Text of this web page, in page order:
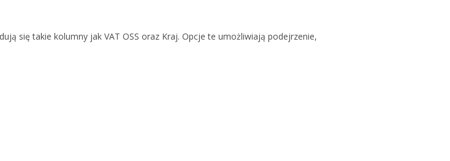
się takie kolumny jak VAT OSS oraz Kraj. Opcje te umożliwiają podejrzenie,